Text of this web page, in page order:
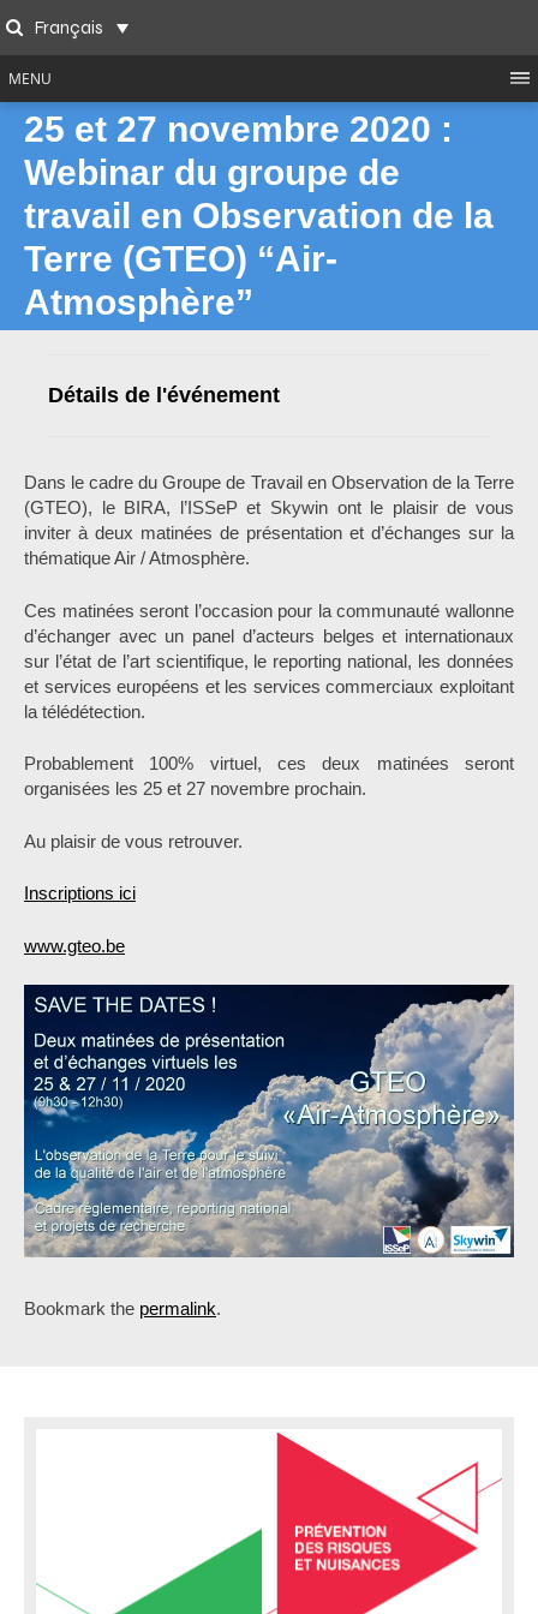
to
content
SearchFrançais
MENU
25 et 27 novembre 2020 :
Webinar du groupe de
travail en Observation de la
Terre (GTEO) “Air-
Atmosphère”
Détails de l'événement
Dans le cadre du Groupe de Travail en Observation de la Terre
(GTEO), le BIRA, l’ISSeP et Skywin ont le plaisir de vous
inviter à deux matinées de présentation et d’échanges sur la
thématique Air / Atmosphère.
Ces matinées seront l’occasion pour la communauté wallonne
d’échanger avec un panel d’acteurs belges et internationaux
sur l’état de l’art scientifique, le reporting national, les données
et services européens et les services commerciaux exploitant
la télédétection.
Probablement 100% virtuel, ces deux matinées seront
organisées les 25 et 27 novembre prochain.
Au plaisir de vous retrouver.
Inscriptions ici
www.gteo.be
Bookmark the permalink.
a